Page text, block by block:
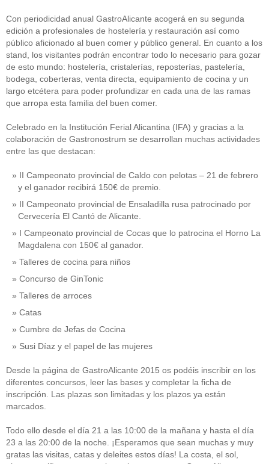
Con periodicidad anual GastroAlicante acogerá en su segunda
edición a profesionales de hostelería y restauración así como
público aficionado al buen comer y público general. En cuanto a los
stand, los visitantes podrán encontrar todo lo necesario para gozar
de esto mundo: hostelería, cristalerías, reposterías, pastelería,
bodega, coberteras, venta directa, equipamiento de cocina y un
largo etcétera para poder profundizar en cada una de las ramas
que arropa esta familia del buen comer.
Celebrado en la Institución Ferial Alicantina (IFA) y gracias a la
colaboración de Gastronostrum se desarrollan muchas actividades
entre las que destacan:
II Campeonato provincial de Caldo con pelotas – 21 de febrero
y el ganador recibirá 150€ de premio.
II Campeonato provincial de Ensaladilla rusa patrocinado por
Cervecería El Cantó de Alicante.
I Campeonato provincial de Cocas que lo patrocina el Horno La
Magdalena con 150€ al ganador.
Talleres de cocina para niños
Concurso de GinTonic
Talleres de arroces
Catas
Cumbre de Jefas de Cocina
Susi Díaz y el papel de las mujeres
Desde la página de GastroAlicante 2015 os podéis inscribir en los
diferentes concursos, leer las bases y completar la ficha de
inscripción. Las plazas son limitadas y los plazos ya están
marcados.
Todo ello desde el día 21 a las 10:00 de la mañana y hasta el día
23 a las 20:00 de la noche. ¡Esperamos que sean muchas y muy
gratas las visitas, catas y deleites estos días! La costa, el sol,